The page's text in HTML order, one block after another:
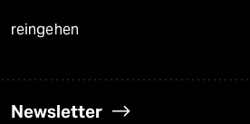
reingehen
Newsletter